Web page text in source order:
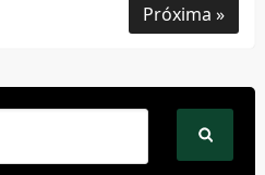
Próxima